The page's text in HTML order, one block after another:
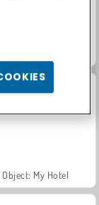
My Hotel